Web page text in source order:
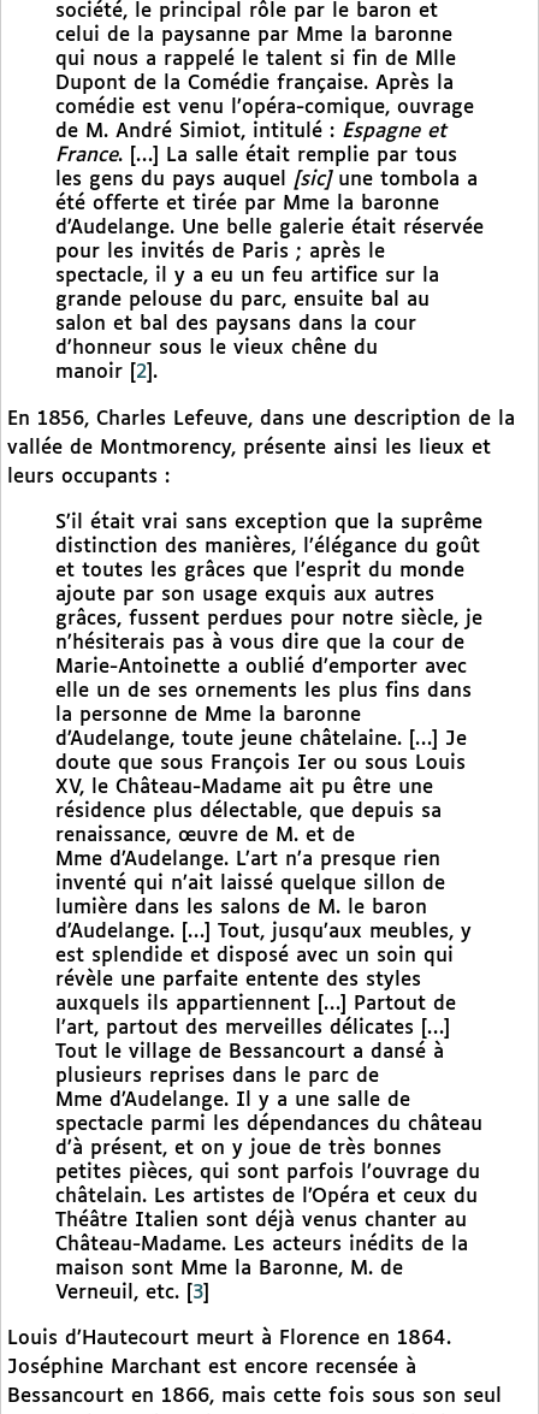
société, le principal rôle par le baron et
celui de la paysanne par Mme la baronne
qui nous a rappelé le talent si fin de Mlle
Dupont de la Comédie française. Après la
comédie est venu l’opéra-comique, ouvrage
de M. André Simiot, intitulé : Espagne et
France. […] La salle était remplie par tous
les gens du pays auquel [sic]une tombola a
été offerte et tirée par Mme la baronne
d’Audelange. Une belle galerie était réservée
pour les invités de Paris ; après le
spectacle, il y a eu un feu artifice sur la
grande pelouse du parc, ensuite bal au
salon et bal des paysans dans la cour
d’honneur sous le vieux chêne du
manoir
2 .
En 1856, Charles Lefeuve, dans une description de la
vallée de Montmorency, présente ainsi les lieux et
leurs occupants :
S’il était vrai sans exception que la suprême
distinction des manières, l’élégance du goût
et toutes les grâces que l’esprit du monde
ajoute par son usage exquis aux autres
grâces, fussent perdues pour notre siècle, je
n’hésiterais pas à vous dire que la cour de
Marie-Antoinette a oublié d’emporter avec
elle un de ses ornements les plus fins dans
la personne de Mme la baronne
d’Audelange, toute jeune châtelaine. […] Je
doute que sous François Ier ou sous Louis
XV, le Château-Madame ait pu être une
résidence plus délectable, que depuis sa
renaissance, œuvre de M. et de
Mme d’Audelange. L’art n’a presque rien
inventé qui n’ait laissé quelque sillon de
lumière dans les salons de M. le baron
d’Audelange. […] Tout, jusqu’aux meubles, y
est splendide et disposé avec un soin qui
révèle une parfaite entente des styles
auxquels ils appartiennent […] Partout de
l’art, partout des merveilles délicates […]
Tout le village de Bessancourt a dansé à
plusieurs reprises dans le parc de
Mme d’Audelange. Il y a une salle de
spectacle parmi les dépendances du château
d’à présent, et on y joue de très bonnes
petites pièces, qui sont parfois l’ouvrage du
châtelain. Les artistes de l’Opéra et ceux du
Théâtre Italien sont déjà venus chanter au
Château-Madame. Les acteurs inédits de la
maison sont Mme la Baronne, M. de
Verneuil, etc.
3
Louis d’Hautecourt meurt à Florence en 1864.
Joséphine Marchant est encore recensée à
Bessancourt en 1866, mais cette fois sous son seul